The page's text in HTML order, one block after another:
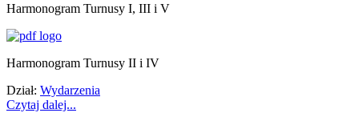
Harmonogram Turnusy I, III i V
Harmonogram Turnusy II i IV
Dział: Wydarzenia
Czytaj dalej...